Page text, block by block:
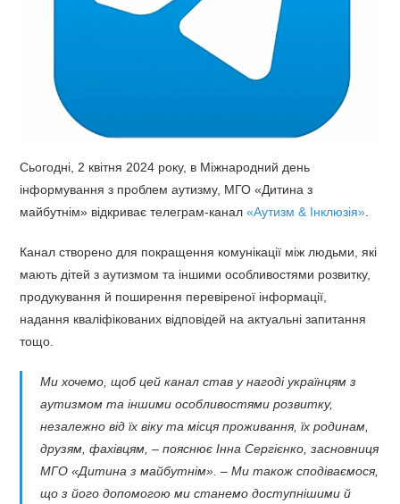
Сьогодні, 2 квітня 2024 року, в Міжнародний день
інформування з проблем аутизму, МГО «Дитина з
майбутнім» відкриває телеграм-канал«Аутизм & Інклюзія».
Канал створено для покращення комунікації між людьми, які
мають дітей з аутизмом та іншими особливостями розвитку,
продукування й поширення перевіреної інформації,
надання кваліфікованих відповідей на актуальні запитання
тощо.
Ми хочемо, щоб цей канал став у нагоді українцям з
аутизмом та іншими особливостями розвитку,
незалежно від їх віку та місця проживання, їх родинам,
друзям, фахівцям, – пояснює Інна Сергієнко, засновниця
МГО «Дитина з майбутнім». – Ми також сподіваємося,
що з його допомогою ми станемо доступнішими й